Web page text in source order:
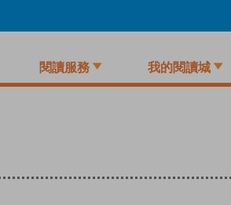
閱讀服務 我的閱讀城